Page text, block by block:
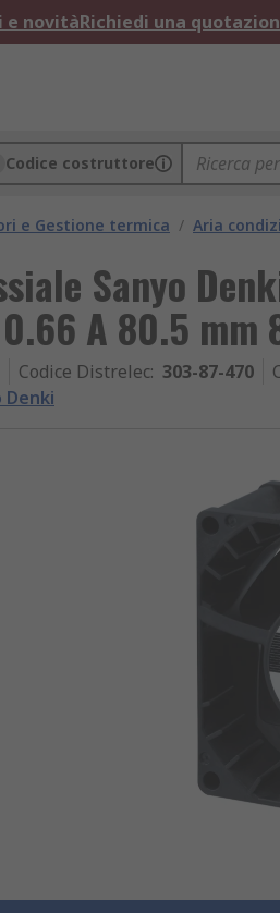
e novitàRichiedi una
Codice costruttore
e Gestione termica / Aria
Sanyo
A 80.5 mm
Codice Distrelec: 303-87-470
Denki